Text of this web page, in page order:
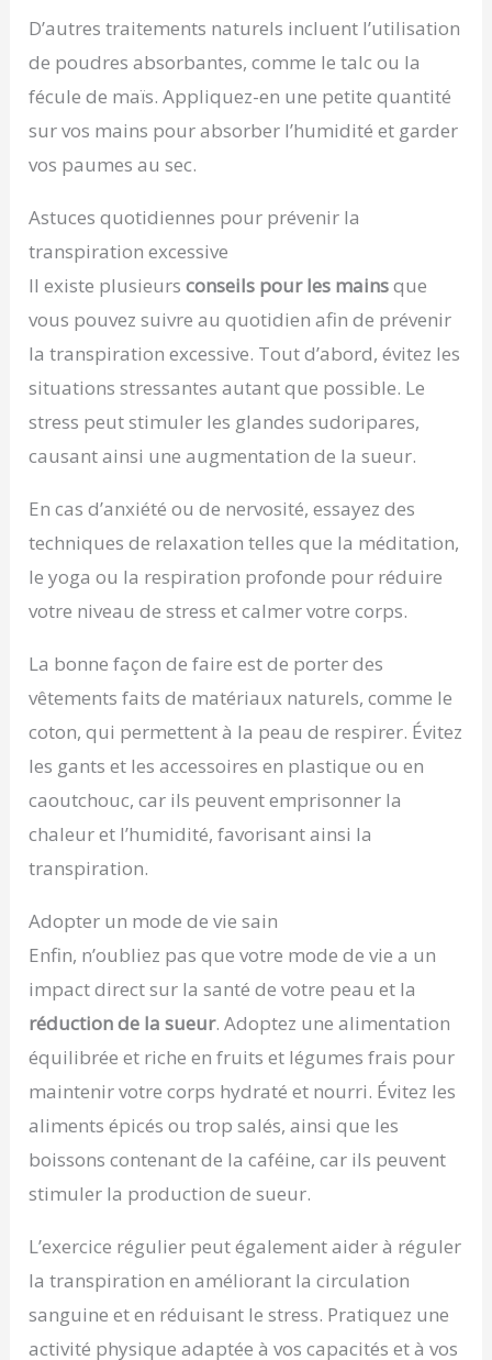
D’autres traitements naturels incluent l’utilisation
de poudres absorbantes, comme le talc ou la
fécule de maïs. Appliquez-en une petite quantité
sur vos mains pour absorber l’humidité et garder
vos paumes au sec.
Astuces quotidiennes pour prévenir la
transpiration excessive
Il existe plusieursconseils pour les mainsque
vous pouvez suivre au quotidien afin de prévenir
la transpiration excessive. Tout d’abord, évitez les
situations stressantes autant que possible. Le
stress peut stimuler les glandes sudoripares,
causant ainsi une augmentation de la sueur.
En cas d’anxiété ou de nervosité, essayez des
techniques de relaxation telles que la méditation,
le yoga ou la respiration profonde pour réduire
votre niveau de stress et calmer votre corps.
La bonne façon de faire est de porter des
vêtements faits de matériaux naturels, comme le
coton, qui permettent à la peau de respirer. Évitez
les gants et les accessoires en plastique ou en
caoutchouc, car ils peuvent emprisonner la
chaleur et l’humidité, favorisant ainsi la
transpiration.
Adopter un mode de vie sain
Enfin, n’oubliez pas que votre mode de vie a un
impact direct sur la santé de votre peau et la
réduction de la sueur. Adoptez une alimentation
équilibrée et riche en fruits et légumes frais pour
maintenir votre corps hydraté et nourri. Évitez les
aliments épicés ou trop salés, ainsi que les
boissons contenant de la caféine, car ils peuvent
stimuler la production de sueur.
L’exercice régulier peut également aider à réguler
la transpiration en améliorant la circulation
sanguine et en réduisant le stress. Pratiquez une
activité physique adaptée à vos capacités et à vos